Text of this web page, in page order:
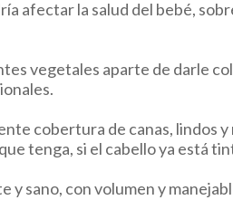
afectar la salud del bebé,
vegetales aparte de darle
cobertura de canas, lindos
tenga, si el cabello ya está
sano, con volumen y